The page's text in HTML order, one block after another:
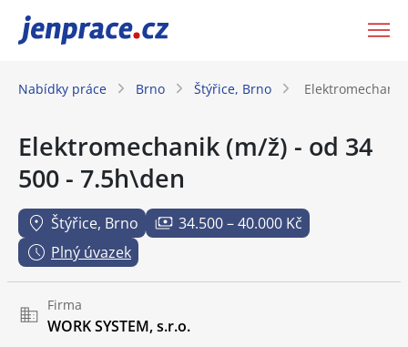
JenPráce.cz
Nabídky práce Brno Štýřice, Brno
Elektromechanik (m/ž) - od 34
500 - 7.5h\den
Štýřice, Brno
34.500 – 40.000 Kč
Plný úvazek
Firma
WORK SYSTEM, s.r.o.